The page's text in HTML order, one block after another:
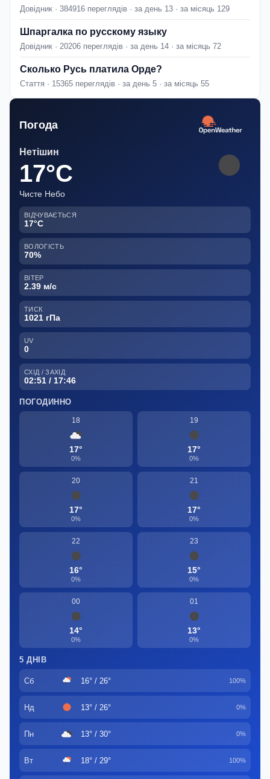
Довідник · 384916 переглядів · за день 13 · за місяць 129
Шпаргалка по русскому языку
Довідник · 20206 переглядів · за день 14 · за місяць 72
Сколько Русь платила Орде?
Стаття · 15365 переглядів · за день 5 · за місяць 55
Погода
Нетішин
17°C
Чисте Небо
ВІДЧУВАЄТЬСЯ
17°C
ВОЛОГІСТЬ
70%
ВІТЕР
2.39 м/с
ТИСК
1021 гПа
UV
0
СХІД / ЗАХІД
02:51 / 17:46
ПОГОДИННО
18
17°
0%
19
17°
0%
20
17°
0%
21
17°
0%
22
16°
0%
23
15°
0%
00
14°
0%
01
13°
0%
5 ДНІВ
Сб 16° / 26° 100%
Нд 13° / 26° 0%
Пн 13° / 30° 0%
Вт 18° / 29° 100%